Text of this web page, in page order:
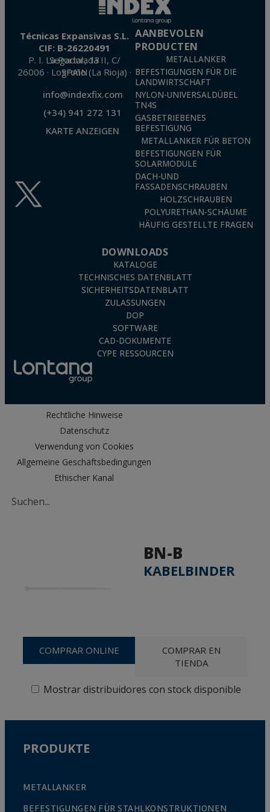
Portalada II | c/ Segador 13, 26006 | Logroño (La Rioja).
Técnicas Expansivas S.L.
CIF: B-26220491
P. I. La Portalada II, C/ Segador, 13
26006 · Logroño (La Rioja) · SPAIN
info@indexfix.com
(+34) 941 272 131
KARTE ANZEIGEN
AANBEVOLEN
PRODUCTEN
METALLANKER
BEFESTIGUNGEN FÜR DIE
LANDWIRTSCHAFT
NYLON-UNIVERSALDÜBEL
TN4S
GASBETRIEBENES
BEFESTIGUNG
METALLANKER FÜR BETON
BEFESTIGUNGEN FÜR
SOLARMODULE
DACH-UND
FASSADENSCHRAUBEN
HOLZSCHRAUBEN
POLYURETHAN-SCHÄUME
HÄUFIG GESTELLTE FRAGEN
DOWNLOADS
KATALOGE
TECHNISCHES DATENBLATT
SICHERHEITSDATENBLATT
ZULASSUNGEN
DOP
SOFTWARE
CAD-DOKUMENTE
CYPE RESSOURCEN
Rechtliche Hinweise
Datenschutz
Verwendung von Cookies
Allgemeine Geschäftsbedingungen
Ethischer Kanal
BN-B
KABELBINDER
COMPRAR ONLINE
COMPRAR EN
TIENDA
Mostrar distribuidores con stock disponible
PRODUKTE
METALLANKER
BEFESTIGUNGEN FÜR STAHLKONSTRUKTIONEN